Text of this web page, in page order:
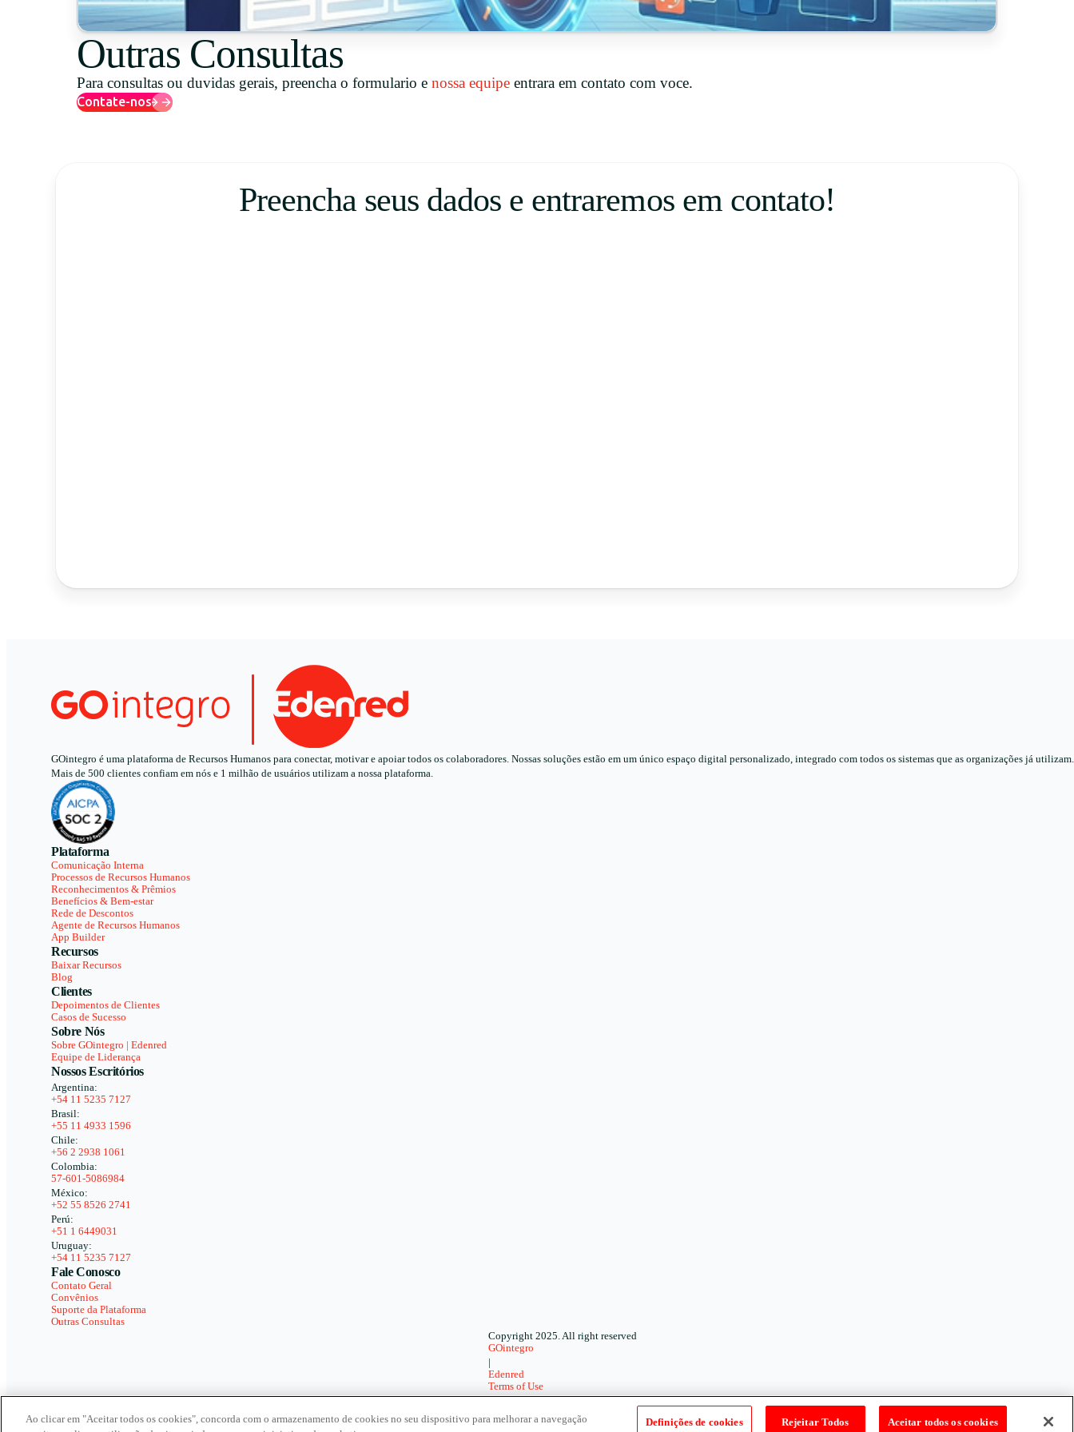
Uruguay
Outras Consultas
Para consultas ou duvidas gerais, preencha o formulario e nossa equipe entrara em contato com voce.
Contate-nos
Preencha seus dados e entraremos em contato!
GOintegro é uma plataforma de Recursos Humanos para conectar, motivar e apoiar todos os colaboradores. Nossas soluções estão em um único espaço digital personalizado, integrado com todos os sistemas que as organizações já utilizam.
Mais de 500 clientes confiam em nós e 1 milhão de usuários utilizam a nossa plataforma.
Plataforma
Comunicação Interna
Processos de Recursos Humanos
Reconhecimentos & Prêmios
Benefícios & Bem-estar
Rede de Descontos
Agente de Recursos Humanos
App Builder
Recursos
Baixar Recursos
Blog
Clientes
Depoimentos de Clientes
Casos de Sucesso
Sobre Nós
Sobre GOintegro | Edenred
Equipe de Liderança
Nossos Escritórios
Argentina:
+54 11 5235 7127
Brasil:
+55 11 4933 1596
Chile:
+56 2 2938 1061
Colombia:
57-601-5086984
México:
+52 55 8526 2741
Perú:
+51 1 6449031
Uruguay:
+54 11 5235 7127
Fale Conosco
Contato Geral
Convênios
Suporte da Plataforma
Outras Consultas
Copyright 2025. All right reserved
GOintegro
Edenred
Terms of Use
Privacy Policy
Ao clicar em "Aceitar todos os cookies", concorda com o armazenamento de cookies no seu dispositivo para melhorar a navegação
Definições de cookies Rejeitar Todos Aceitar todos os cookies